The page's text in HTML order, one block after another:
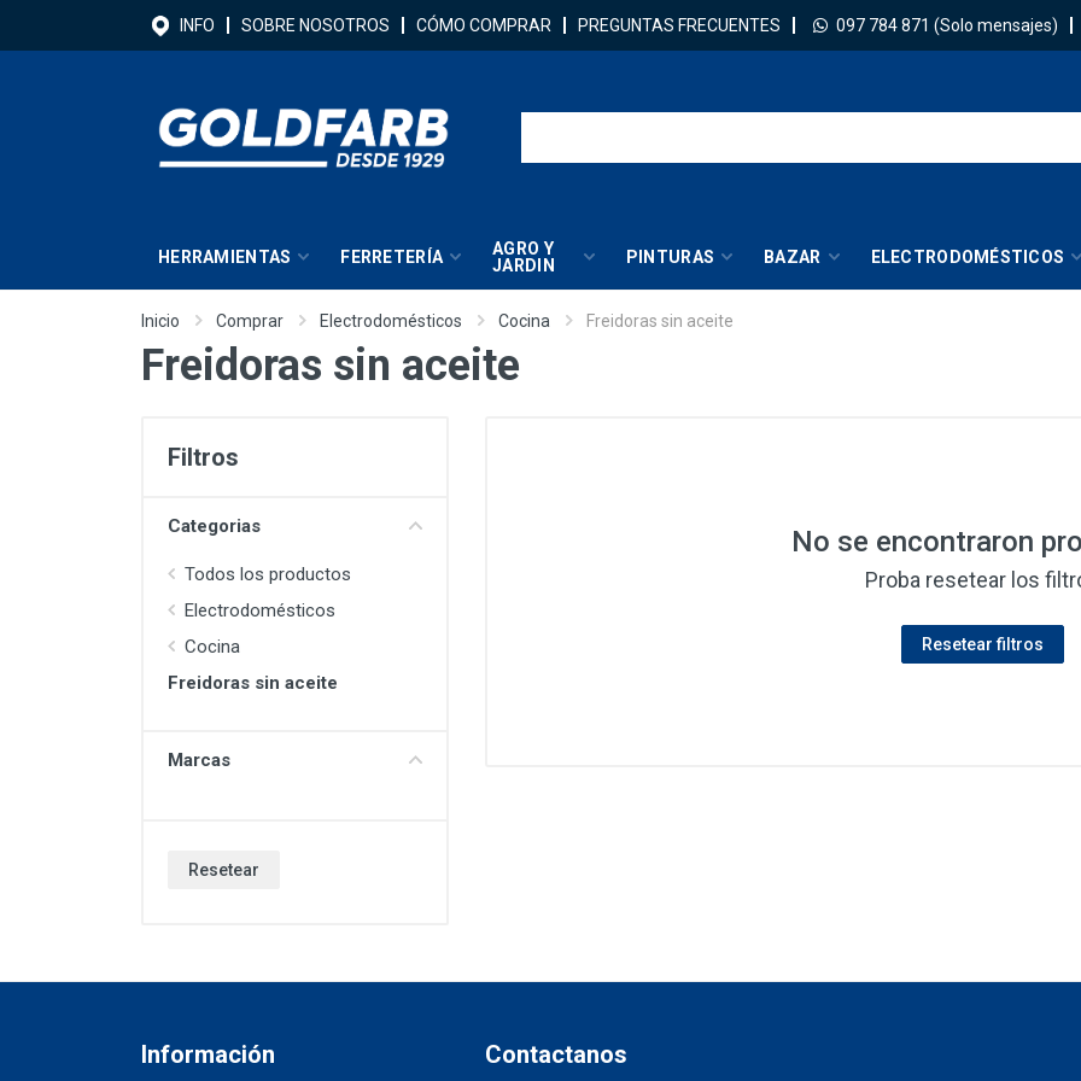
INFO SOBRE NOSOTROS CÓMO COMPRAR PREGUNTAS FRECUENTES 097 784 871 (Solo mensajes)
HERRAMIENTAS FERRETERÍA
AGRO Y
JARDIN
PINTURAS BAZAR ELECTRODOMÉSTICOS
Inicio Comprar Electrodomésticos Cocina Freidoras sin aceite
Freidoras sin aceite
Filtros
Categorias
Todos los productos
Electrodomésticos
Cocina
Freidoras sin aceite
Marcas
Resetear
No se encontraron
Proba resetear los
Resetear filtros
Información Contactanos